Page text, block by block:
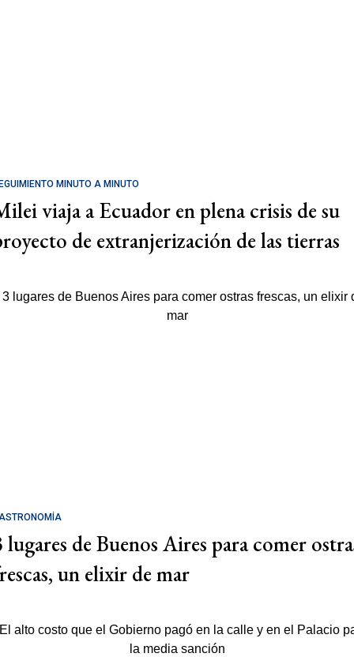
MINUTO A MINUTO
viaja a Ecuador en plena crisis de su
de extranjerización de las tierras
lugares de Buenos Aires para comer
un elixir de mar